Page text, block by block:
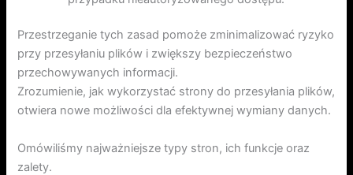
Przestrzeganie tych zasad pomoże zminimalizować ryzyko
przy przesyłaniu plików i zwiększy bezpieczeństwo
przechowywanych informacji.
Zrozumienie, jak wykorzystać strony do przesyłania plików,
otwiera nowe możliwości dla efektywnej wymiany danych.
Omówiliśmy najważniejsze typy stron, ich funkcje oraz
zalety.